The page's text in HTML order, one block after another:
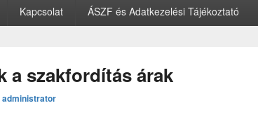
Kapcsolat ÁSZF és Adatkezelési Tájékoztató
a szakfordítás árak
administrator